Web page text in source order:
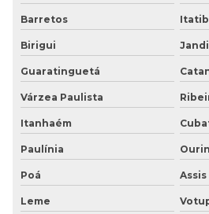
Piso tátil concreto preço
Piso tátil concreto sp
Piso tátil direcional
Piso tátil direcional e de alerta
Piso tátil direcional de borracha
Barretos
Birigui
Guaratinguetá
Várzea Paulista
Itanhaém
Paulínia
Poá Assis
Leme